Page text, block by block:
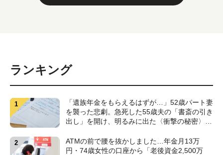
ランキング
「遺族年金をもらえるはずが…」52歳パート妻
を襲った悲劇。急死した55歳夫の「書斎の引き
出し」を開け、明るみに出た〈衝撃の秘密〉
ATMの前で腰を抜かしました…年金月13万
円・74歳女性の口座から「老後資金2,500万